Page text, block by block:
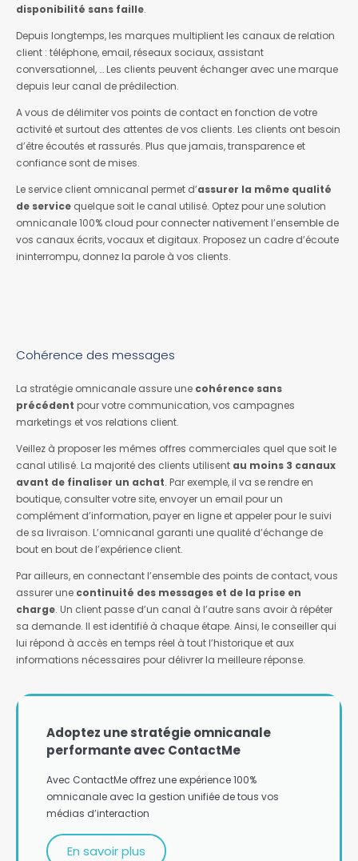
disponibilité sans faille.
Depuis longtemps, les marques multiplient les canaux de relation
client : téléphone, email, réseaux sociaux, assistant
conversationnel, … Les clients peuvent échanger avec une marque
depuis leur canal de prédilection.
A vous de délimiter vos points de contact en fonction de votre
activité et surtout des attentes de vos clients. Les clients ont besoin
d’être écoutés et rassurés. Plus que jamais, transparence et
confiance sont de mises.
Le service client omnicanal permet d’assurer la même qualité
de service quelque soit le canal utilisé. Optez pour une solution
omnicanale 100% cloud pour connecter nativement l’ensemble de
vos canaux écrits, vocaux et digitaux. Proposez un cadre d’écoute
ininterrompu, donnez la parole à vos clients.
Cohérence des messages
La stratégie omnicanale assure une cohérence sans
précédent pour votre communication, vos campagnes
marketings et vos relations client.
Veillez à proposer les mêmes offres commerciales quel que soit le
canal utilisé. La majorité des clients utilisent au moins 3 canaux
avant de finaliser un achat. Par exemple, il va se rendre en
boutique, consulter votre site, envoyer un email pour un
complément d’information, payer en ligne et appeler pour le suivi
de sa livraison. L’omnicanal garanti une qualité d’échange de
bout en bout de l’expérience client.
Par ailleurs, en connectant l’ensemble des points de contact, vous
assurer une continuité des messages et de la prise en
charge. Un client passe d’un canal à l’autre sans avoir à répéter
sa demande. Il est identifié à chaque étape. Ainsi, le conseiller qui
lui répond à accès en temps réel à tout l’historique et aux
informations nécessaires pour délivrer la meilleure réponse.
Adoptez une stratégie omnicanale
performante avec ContactMe
Avec ContactMe offrez une expérience 100%
omnicanale avec la gestion unifiée de tous vos
médias d’interaction
En savoir plus